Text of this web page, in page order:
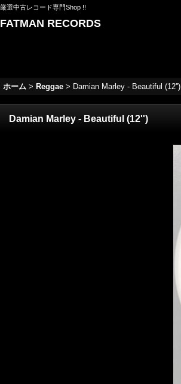
厳選中古レコード専門Shop !!
FATMAN RECORDS
ホーム > Reggae > Damian Marley - Beautiful (12'')
Damian Marley - Beautiful (12'')